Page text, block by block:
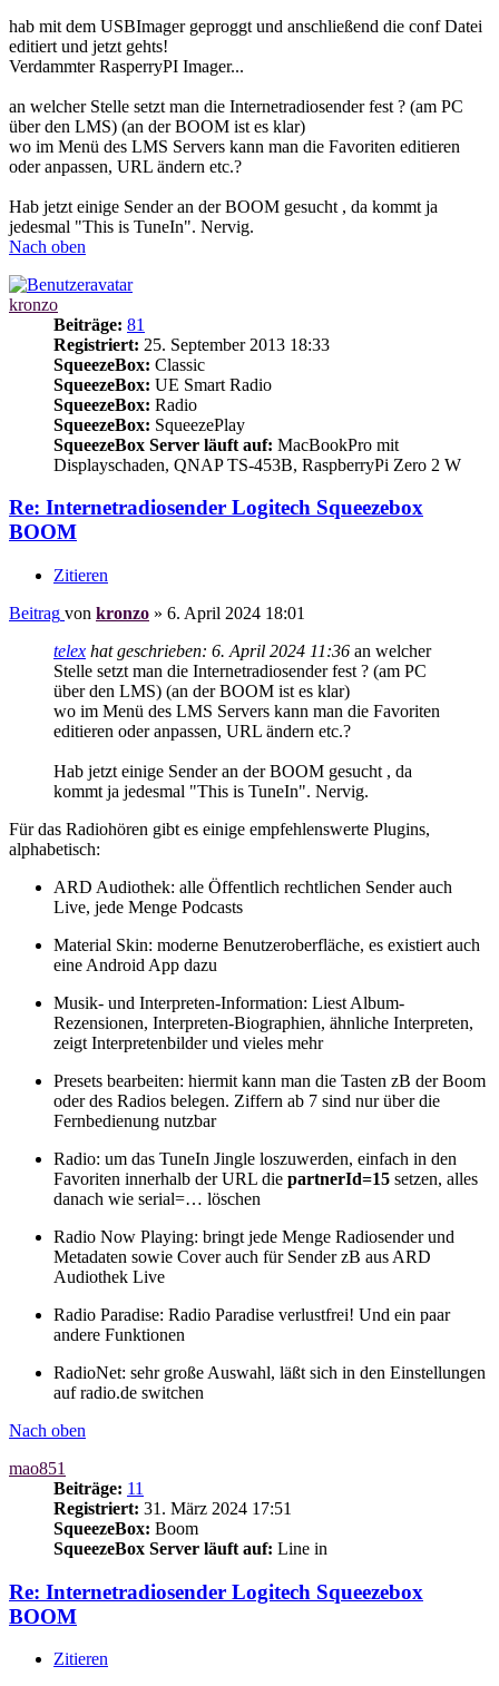
hab mit dem USBImager geproggt und anschließend die conf Datei
editiert und jetzt gehts!
Verdammter RasperryPI Imager...
an welcher Stelle setzt man die Internetradiosender fest ? (am PC
über den LMS) (an der BOOM ist es klar)
wo im Menü des LMS Servers kann man die Favoriten editieren
oder anpassen, URL ändern etc.?
Hab jetzt einige Sender an der BOOM gesucht , da kommt ja
jedesmal "This is TuneIn". Nervig.
Nach oben
kronzo
Beiträge: 81
Registriert: 25. September 2013 18:33
SqueezeBox: Classic
SqueezeBox: UE Smart Radio
SqueezeBox: Radio
SqueezeBox: SqueezePlay
SqueezeBox Server läuft auf: MacBookPro mit
Displayschaden, QNAP TS-453B, RaspberryPi Zero 2 W
Re: Internetradiosender Logitech Squeezebox
BOOM
Zitieren
Beitrag von kronzo » 6. April 2024 18:01
telex hat geschrieben: 6. April 2024 11:36 an welcher
Stelle setzt man die Internetradiosender fest ? (am PC
über den LMS) (an der BOOM ist es klar)
wo im Menü des LMS Servers kann man die Favoriten
editieren oder anpassen, URL ändern etc.?
Hab jetzt einige Sender an der BOOM gesucht , da
kommt ja jedesmal "This is TuneIn". Nervig.
Für das Radiohören gibt es einige empfehlenswerte Plugins,
alphabetisch:
ARD Audiothek: alle Öffentlich rechtlichen Sender auch
Live, jede Menge Podcasts
Material Skin: moderne Benutzeroberfläche, es existiert auch
eine Android App dazu
Musik- und Interpreten-Information: Liest Album-
Rezensionen, Interpreten-Biographien, ähnliche Interpreten,
zeigt Interpretenbilder und vieles mehr
Presets bearbeiten: hiermit kann man die Tasten zB der Boom
oder des Radios belegen. Ziffern ab 7 sind nur über die
Fernbedienung nutzbar
Radio: um das TuneIn Jingle loszuwerden, einfach in den
Favoriten innerhalb der URL die partnerId=15 setzen, alles
danach wie serial=… löschen
Radio Now Playing: bringt jede Menge Radiosender und
Metadaten sowie Cover auch für Sender zB aus ARD
Audiothek Live
Radio Paradise: Radio Paradise verlustfrei! Und ein paar
andere Funktionen
RadioNet: sehr große Auswahl, läßt sich in den Einstellungen
auf radio.de switchen
Nach oben
mao851
Beiträge: 11
Registriert: 31. März 2024 17:51
SqueezeBox: Boom
SqueezeBox Server läuft auf: Line in
Re: Internetradiosender Logitech Squeezebox
BOOM
Zitieren